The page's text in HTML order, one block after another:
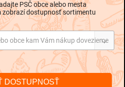
Diskusia
PSČ obce alebo mesta
zobrazí dostupnosť sortimentu
obce kam Vám nákup dovezieme
DOSTUPNOSŤ